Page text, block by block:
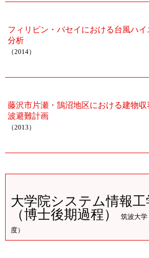
フィリピン・バセイにおける台風ハ
分析
（2014）
藤沢市片瀬・鵠沼地区における建物
波避難計画
（2013）
大学院システム情報
（博士後期過程）
筑波大学
度）